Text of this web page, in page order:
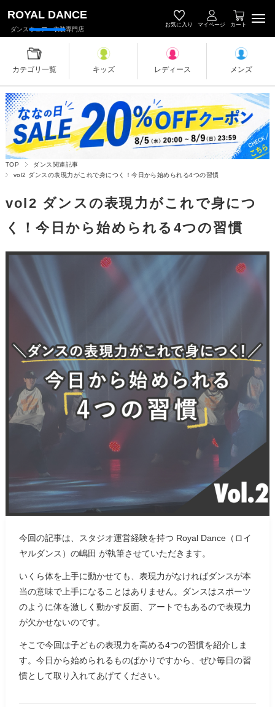
ROYAL DANCE キッズダンス衣装・レディース＆メ
ダンスウェア・衣装専門店
お気に入り マイページ カート
カテゴリ一覧 キッズ レディース メンズ
TOP
ダンス関連記事
vol2 ダンスの表現力がこれで身につく！今日から始められる4つの習慣
vol2 ダンスの表現力がこれで身につ
く！今日から始められる4つの習慣
今回の記事は、スタジオ運営経験を持つ Royal Dance（ロイ
ヤルダンス）の嶋田 が執筆させていただきます。
いくら体を上手に動かせても、表現力がなければダンスが本
当の意味で上手になることはありません。ダンスはスポーツ
のように体を激しく動かす反面、アートでもあるので表現力
が欠かせないのです。
そこで今回は子どもの表現力を高める4つの習慣を紹介しま
す。今日から始められるものばかりですから、ぜひ毎日の習
慣として取り入れてあげてください。